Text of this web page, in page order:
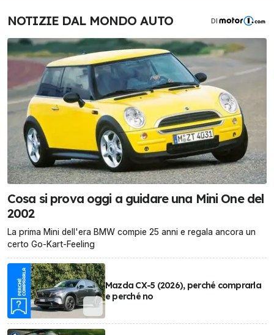
NOTIZIE DAL MONDO AUTO DI
Cosa si prova oggi a guidare una Mini One del
2002
La prima Mini dell'era BMW compie 25 anni e regala ancora un
certo Go-Kart-Feeling
Mazda CX-5 (2026), perché comprarla
e perché no